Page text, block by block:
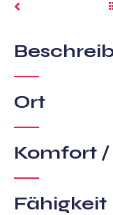
Ort
Komfort /
Fähigkeit